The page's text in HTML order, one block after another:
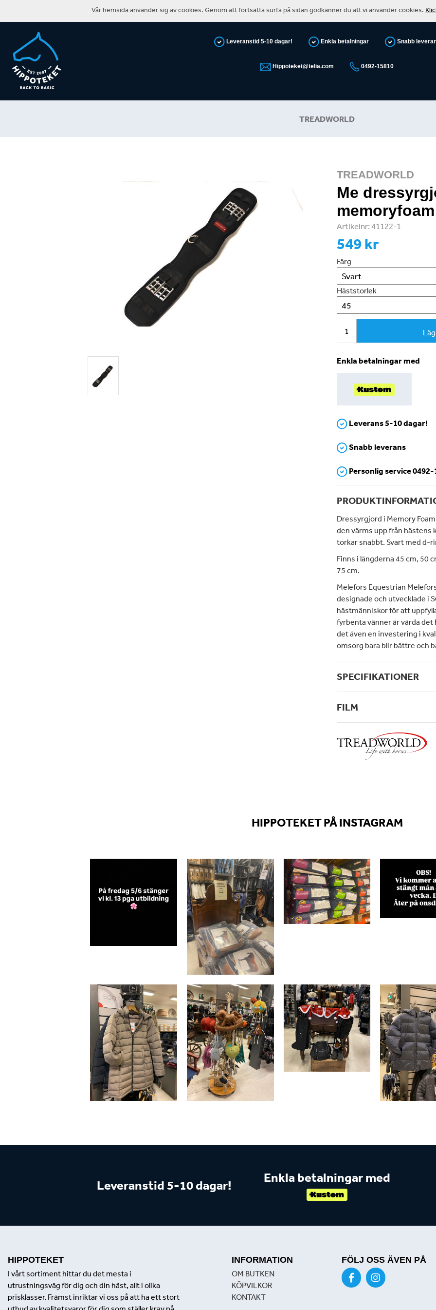
Leveranstid 5-10 dagar! Enkla betalningar Snabb
Hippoteket@telia.com 0492-15810
TREADWORLD
TREADWORLD
Me
memoryfoam
Artikelnr: 41122-1
549 kr
Färg
Häststorlek
Enkla betalningar med
Leverans 5-10 dagar!
Snabb leverans
Personlig service 0492-
Dressyrgjord i Memory
den värms upp från hästens
torkar snabbt. Svart med d-
Finns i längderna 45 cm, 50
75 cm.
Melefors Equestrian
designade och utvecklade i
hästmänniskor för att
fyrbenta vänner är värda
det även en investering i
omsorg bara blir bättre och
SPECIFIKATIONER
FILM
HIPPOTEKET PÅ INSTAGRAM
Leveranstid 5-10 dagar!
Enkla betalningar med
HIPPOTEKET
I vårt sortiment hittar du det mesta i
utrustningsväg för dig och din häst, allt i olika
prisklasser. Främst inriktar vi oss på att ha ett stort
INFORMATION
OM BUTKEN
KÖPVILKOR
KONTAKT
FÖLJ OSS ÄVEN PÅ
Vår hemsida använder sig av cookies. Genom att fortsätta surfa på sidan godkänner du att vi använder cookies.